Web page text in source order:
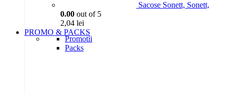
Sacose Sonett, Sonett,
0.00 out of 5
2,04 lei
PROMO & PACKS
Promotii
Packs